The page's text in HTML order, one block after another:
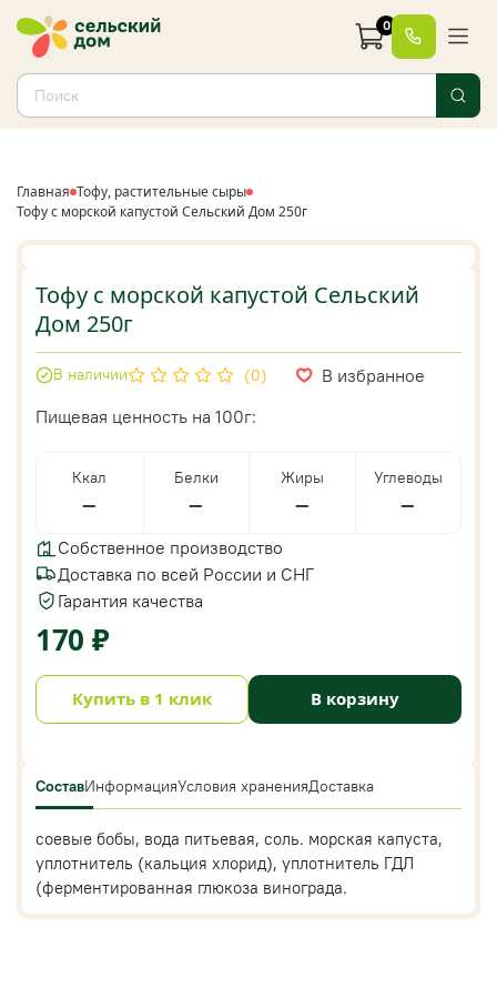
0
Главная Тофу, растительные сыры
Тофу с морской капустой Сельский Дом 250г
Тофу с морской капустой Сельский
Дом 250г
(0) В избранное
В наличии
Пищевая ценность на 100г:
Ккал
—
Белки
—
Жиры
—
Углеводы
—
Собственное производство
Доставка по всей России и СНГ
Гарантия качества
170 ₽
В корзину
Купить в 1 клик
СоставИнформацияУсловия храненияДоставка
соевые бобы, вода питьевая, соль. морская капуста,
уплотнитель (кальция хлорид), уплотнитель ГДЛ
(ферментированная глюкоза винограда.